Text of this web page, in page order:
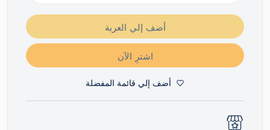
أضف إلي العربة
اشترِ الآن
أضف إلي قائمة المفضلة